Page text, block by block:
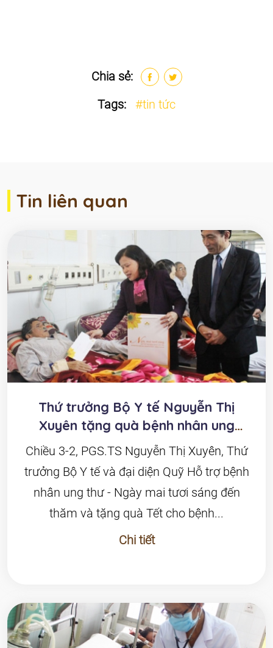
Chia sẻ:
Tags:
#tin tức
Tin liên quan
Thứ trưởng Bộ Y tế Nguyễn Thị
Xuyên tặng quà bệnh nhân ung
bướu
Chiều 3-2, PGS.TS Nguyễn Thị Xuyên, Thứ
trưởng Bộ Y tế và đại diện Quỹ Hỗ trợ bệnh
nhân ung thư - Ngày mai tươi sáng đến
thăm và tặng quà Tết cho bệnh...
Chi tiết